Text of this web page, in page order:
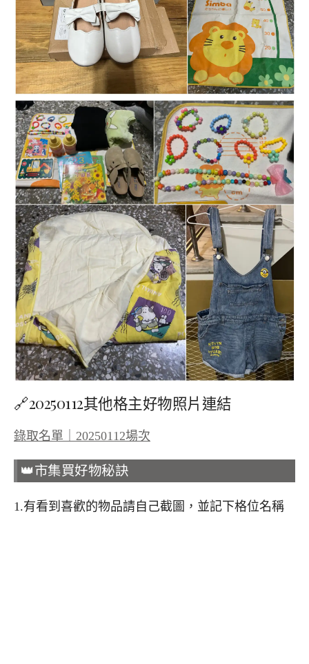
🔗20250112其他格主好物照片連結
錄取名單｜20250112場次
👑市集買好物秘訣
1.有看到喜歡的物品請自己截圖，並記下格位名稱